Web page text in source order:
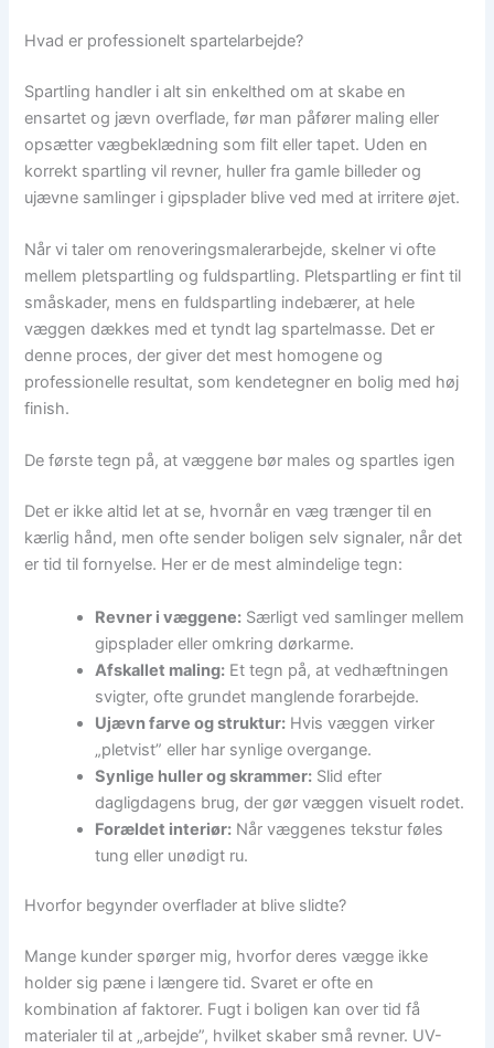
Hvad er professionelt spartelarbejde?
Spartling handler i alt sin enkelthed om at skabe en
ensartet og jævn overflade, før man påfører maling eller
opsætter vægbeklædning som filt eller tapet. Uden en
korrekt spartling vil revner, huller fra gamle billeder og
ujævne samlinger i gipsplader blive ved med at irritere øjet.
Når vi taler om renoveringsmalerarbejde, skelner vi ofte
mellem pletspartling og fuldspartling. Pletspartling er fint til
småskader, mens en fuldspartling indebærer, at hele
væggen dækkes med et tyndt lag spartelmasse. Det er
denne proces, der giver det mest homogene og
professionelle resultat, som kendetegner en bolig med høj
finish.
De første tegn på, at væggene bør males og spartles igen
Det er ikke altid let at se, hvornår en væg trænger til en
kærlig hånd, men ofte sender boligen selv signaler, når det
er tid til fornyelse. Her er de mest almindelige tegn:
Revner i væggene: Særligt ved samlinger mellem
gipsplader eller omkring dørkarme.
Afskallet maling: Et tegn på, at vedhæftningen
svigter, ofte grundet manglende forarbejde.
Ujævn farve og struktur: Hvis væggen virker
„pletvist” eller har synlige overgange.
Synlige huller og skrammer: Slid efter
dagligdagens brug, der gør væggen visuelt rodet.
Forældet interiør: Når væggenes tekstur føles
tung eller unødigt ru.
Hvorfor begynder overflader at blive slidte?
Mange kunder spørger mig, hvorfor deres vægge ikke
holder sig pæne i længere tid. Svaret er ofte en
kombination af faktorer. Fugt i boligen kan over tid få
materialer til at „arbejde”, hvilket skaber små revner. UV-